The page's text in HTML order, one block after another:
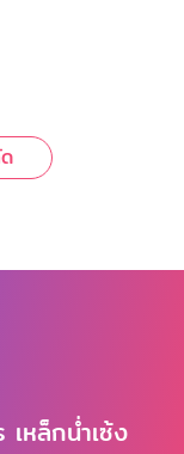
หล็กน่ำเซ้ง